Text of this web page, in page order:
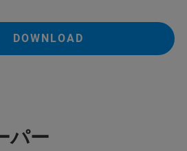
DOWNLOAD
パー